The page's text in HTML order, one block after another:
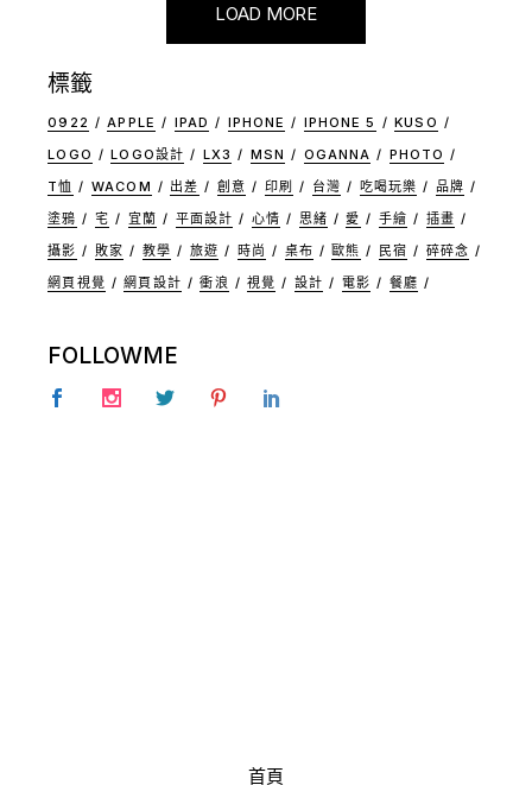
LOAD MORE
標籤
0922 APPLE IPAD IPHONE IPHONE 5
KUSO
LOGO
LOGO設計 LX3 MSN OGANNA
PHOTO
T恤
WACOM 出差 創意 印刷 台灣 吃喝玩樂
品牌
塗鴉
宅 宜蘭 平面設計 心情 思緒 愛 手繪
插畫
攝影
敗家 教學 旅遊 時尚 桌布 歐熊 民宿
碎碎念
網頁視覺
網頁設計 衝浪 視覺 設計 電影 餐廳
FOLLOWME
首頁